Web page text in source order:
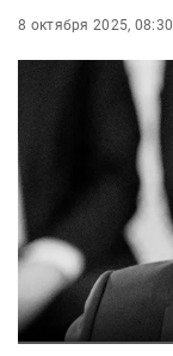
8 октября 2025, 08:30